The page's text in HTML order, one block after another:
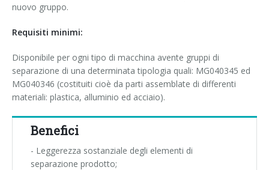
nuovo gruppo.
Requisiti minimi:
Disponibile per ogni tipo di macchina avente gruppi di
separazione di una determinata tipologia quali: MG040345 ed
MG040346 (costituiti cioè da parti assemblate di differenti
materiali: plastica, alluminio ed acciaio).
Benefici
- Leggerezza sostanziale degli elementi di
separazione prodotto;